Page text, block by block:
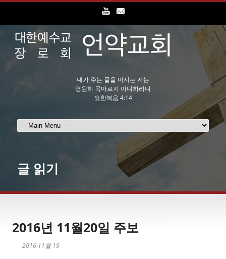
내가 주는 물을 마시는 자는
영원히 목마르지 아니하리니
요한복음 4:14
글 읽기
2016년 11월20일 주보
2016 11월 19